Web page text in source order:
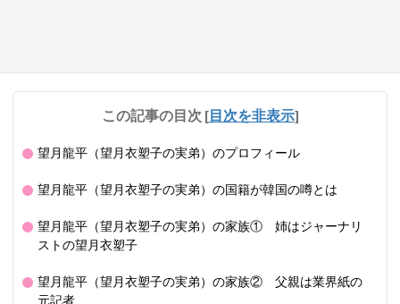
この記事の目次 [目次を非表示]
望月龍平（望月衣塑子の実弟）のプロフィール
望月龍平（望月衣塑子の実弟）の国籍が韓国の噂とは
望月龍平（望月衣塑子の実弟）の家族① 姉はジャーナリ
ストの望月衣塑子
望月龍平（望月衣塑子の実弟）の家族② 父親は業界紙の
元記者